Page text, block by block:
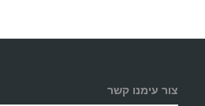
צור עימנו קשר